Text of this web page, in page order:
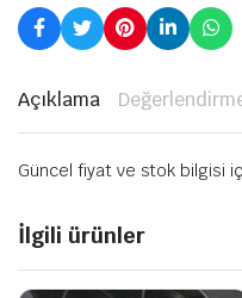
Açıklama
Güncel fiyat ve stok bilgisi
İlgili ürünler